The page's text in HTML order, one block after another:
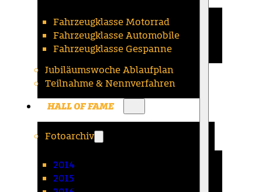
Fahrzeugklasse Motorrad
Fahrzeugklasse Automobile
Fahrzeugklasse Gespanne
Jubiläumswoche Ablaufplan
Teilnahme & Nennverfahren
HALL OF FAME
Fotoarchiv
2014
2015